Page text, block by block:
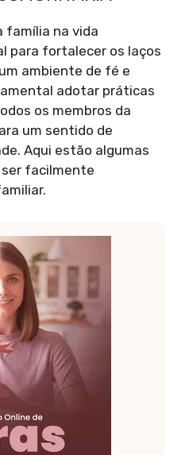
família na vida
para fortalecer os laços
ambiente de fé e
adotar práticas
os membros da
um sentido de
Aqui estão algumas
facilmente